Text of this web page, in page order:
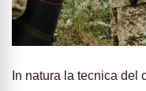
In natura la tecnica del